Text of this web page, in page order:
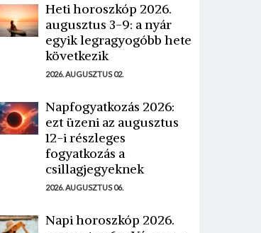
Heti horoszkóp 2026.
augusztus 3-9: a nyár
egyik legragyogóbb hete
következik
2026. AUGUSZTUS 02.
Napfogyatkozás 2026:
ezt üzeni az augusztus
12-i részleges
fogyatkozás a
csillagjegyeknek
2026. AUGUSZTUS 06.
Napi horoszkóp 2026.